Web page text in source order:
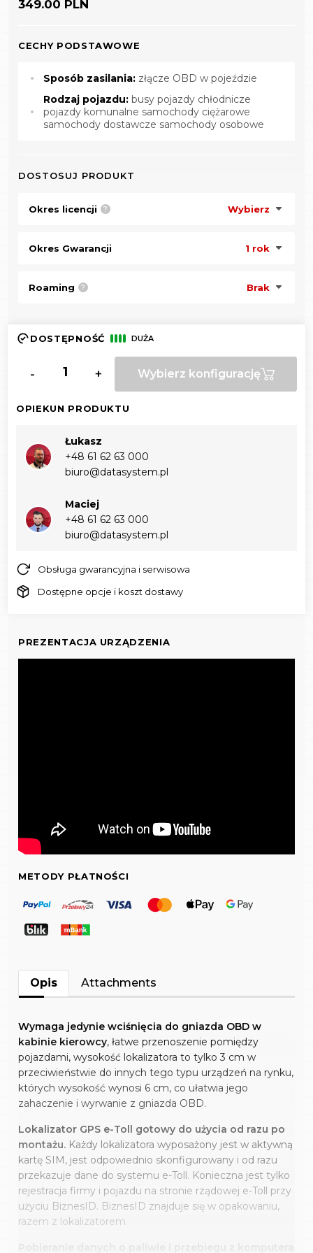
349.00 PLN
CECHY PODSTAWOWE
Sposób zasilania: złącze OBD w pojeździe
Rodzaj pojazdu: busy pojazdy chłodnicze
pojazdy komunalne samochody ciężarowe
samochody dostawcze samochody osobowe
DOSTOSUJ PRODUKT
Okres licencji ? Wybierz
Okres Gwarancji 1 rok
Roaming ? Brak
DOSTĘPNOŚĆ DUŻA
- + Wybierz konfigurację
OPIEKUN PRODUKTU
Łukasz
+48 61 62 63 000‬
biuro@datasystem.pl
Maciej
+48 61 62 63 000‬
biuro@datasystem.pl
Obsługa gwarancyjna i serwisowa
Dostępne opcje i koszt dostawy
PREZENTACJA URZĄDZENIA
METODY PŁATNOŚCI
Opis Attachments
Wymaga jedynie wciśnięcia do gniazda OBD w
kabinie kierowcy, łatwe przenoszenie pomiędzy
pojazdami, wysokość lokalizatora to tylko 3 cm w
przeciwieństwie do innych tego typu urządzeń na rynku,
których wysokość wynosi 6 cm, co ułatwia jego
zahaczenie i wyrwanie z gniazda OBD.
Lokalizator GPS e-Toll gotowy do użycia od razu po
montażu. Każdy lokalizatora wyposażony jest w aktywną
kartę SIM, jest odpowiednio skonfigurowany i od razu
przekazuje dane do systemu e-Toll. Konieczna jest tylko
rejestracja firmy i pojazdu na stronie rządowej e-Toll przy
użyciu BiznesID. BiznesID znajduje się w opakowaniu,
razem z lokalizatorem.